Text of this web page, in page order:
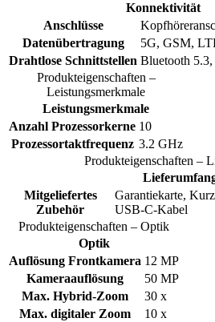
Konnektivität
Anschlüsse
Datenübertragung
5G, GSM,
Drahtlose Schnittstellen Bluetooth
Produkteigenschaften –
Leistungsmerkmale
Leistungsmerkmale
Anzahl Prozessorkerne 10
Prozessortaktfrequenz 3.2 GHz
Produkteigenschaften –
Mitgeliefertes
Zubehör
Garantiekarte,
USB-C-Kabel
Produkteigenschaften – Optik
Optik
Auflösung Frontkamera 12 MP
Kameraauflösung
50 MP
Max. Hybrid-Zoom
30 x
Max. digitaler Zoom
10 x